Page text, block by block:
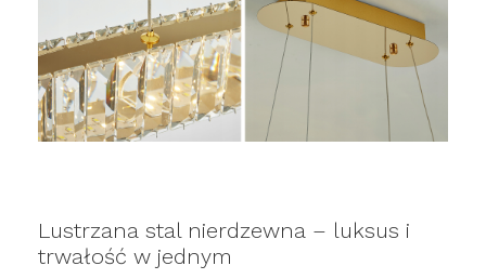
Lustrzana stal nierdzewna – luksus i
trwałość w jednym